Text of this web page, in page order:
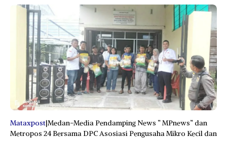
Mataxpost|Medan-Media Pendamping News ” MPnews” dan
Metropos 24 Bersama DPC Asosiasi Pengusaha Mikro Kecil dan